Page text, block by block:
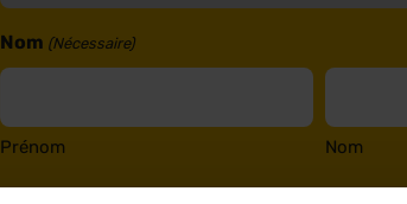
Nom (Nécessaire)
Prénom Nom